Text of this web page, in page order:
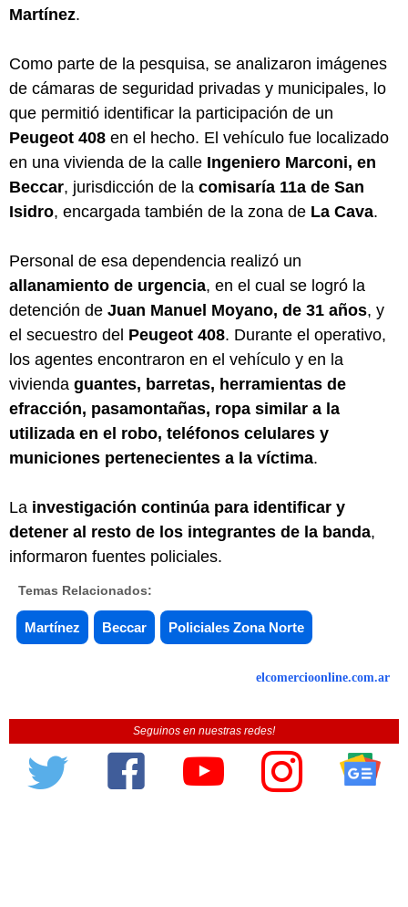
Martínez.
Como parte de la pesquisa, se analizaron imágenes
de cámaras de seguridad privadas y municipales, lo
que permitió identificar la participación de un
Peugeot 408 en el hecho. El vehículo fue localizado
en una vivienda de la calle Ingeniero Marconi, en
Beccar, jurisdicción de la comisaría 11a de San
Isidro, encargada también de la zona de La Cava.
Personal de esa dependencia realizó un
allanamiento de urgencia, en el cual se logró la
detención de Juan Manuel Moyano, de 31 años, y
el secuestro del Peugeot 408. Durante el operativo,
los agentes encontraron en el vehículo y en la
vivienda guantes, barretas, herramientas de
efracción, pasamontañas, ropa similar a la
utilizada en el robo, teléfonos celulares y
municiones pertenecientes a la víctima.
La investigación continúa para identificar y
detener al resto de los integrantes de la banda,
informaron fuentes policiales.
Temas Relacionados:
Martínez Beccar Policiales Zona Norte
elcomercioonline.com.ar
Seguinos en nuestras redes!